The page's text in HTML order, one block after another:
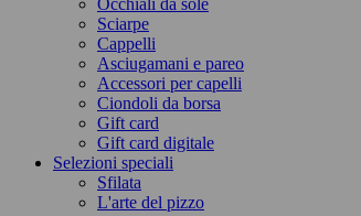
Occhiali da sole
Sciarpe
Cappelli
Asciugamani e pareo
Accessori per capelli
Ciondoli da borsa
Gift card
Gift card digitale
Selezioni speciali
Sfilata
L'arte del pizzo